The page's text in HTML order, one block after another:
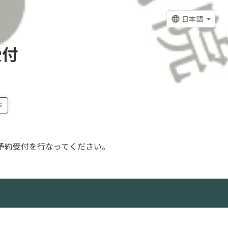
日本語
約受付を行なってください。